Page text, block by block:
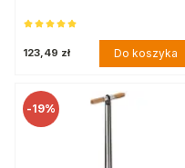
123,49 zł Do koszyka
-19%